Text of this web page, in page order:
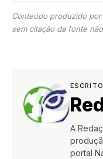
Conteúdo produzido
sem citação da fonte
A
portal